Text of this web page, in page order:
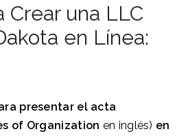
Crear una LLC
en Línea:
presentar el acta
of Organization en inglés) en